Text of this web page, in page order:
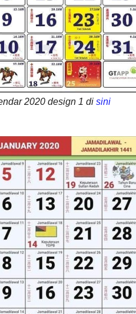
2020 design 1 di sini